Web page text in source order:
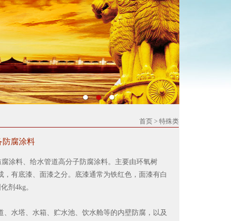
首页 > 特殊类
防腐涂料
涂料、给水管道高分子防腐涂料。主要由环氧树
有底漆、面漆之分。底漆通常为铁红色，面漆有白
剂4kg。
、水塔、水箱、贮水池、饮水舱等的内壁防腐，以及